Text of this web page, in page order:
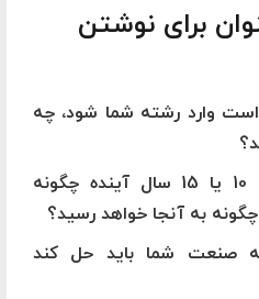
برای نوشتن
وارد رشته شما شود، چه
صنعت شما در پنج، 10 یا 15 سال آینده چگونه
چگونه به آنجا خواهد رسید؟
صنعت شما باید حل کند